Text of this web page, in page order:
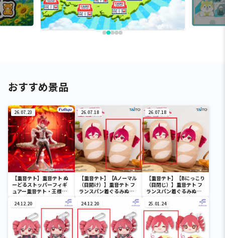
おすすめ景品
26.07.23
【重音テト】重音テト ぬ
ーどるストッパーフィギ
ュアー重音テト・王様
26.07.18
【重音テト】【Aノーマル
（目開け）】重音テト フ
ランスパン着ぐるみぬい
26.07.18
【重音テト】【Bにっこり
（目閉じ）】重音テト フ
ランスパン着ぐるみぬい
24.12.20 24.12.20 25.01.24